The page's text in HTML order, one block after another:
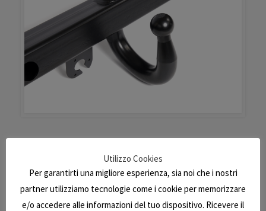
Domande?
Vuoi prenotare un appuntamento?
Utilizzo Cookies
Per garantirti una migliore esperienza, sia noi che i nostri
partner utilizziamo tecnologie come i cookie per memorizzare
e/o accedere alle informazioni del tuo dispositivo. Ricevere il